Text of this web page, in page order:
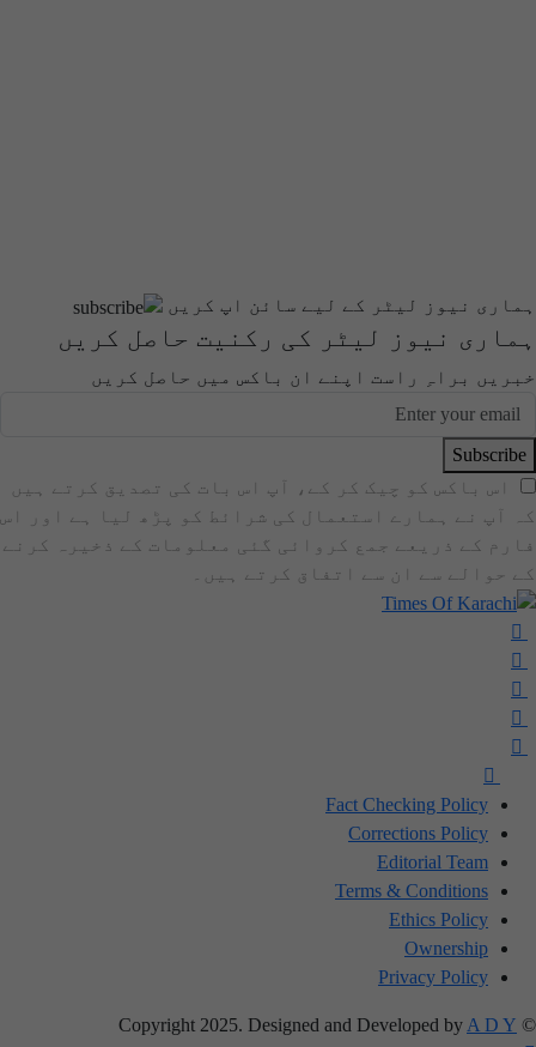
ہماری نیوز لیٹر کے لیے سائن اپ کریں
ہماری نیوز لیٹر کی رکنیت حاصل کریں
خبریں براہِ راست اپنے ان باکس میں حاصل کریں
Subscribe
اس باکس کو چیک کر کے، آپ اس بات کی تصدیق کرتے ہیں
کہ آپ نے ہمارے استعمال کی شرائط کو پڑھ لیا ہے اور اس
فارم کے ذریعے جمع کروائی گئی معلومات کے ذخیرہ کرنے
کے حوالے سے ان سے اتفاق کرتے ہیں۔
Fact Checking Policy
Corrections Policy
Editorial Team
Terms & Conditions
Ethics Policy
Ownership
Privacy Policy
© Copyright 2025. Designed and Developed by
A D Y